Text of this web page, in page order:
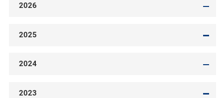
2026
2025
2024
2023